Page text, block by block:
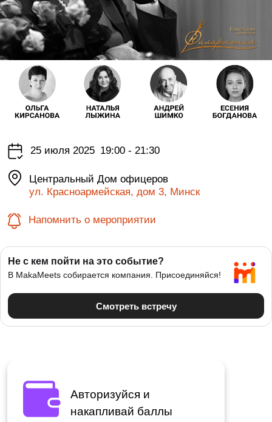
25 июля 2025 19:00 - 21:30
Центральный Дом офицеров
ул. Красноармейская, дом 3, Минск
Напомнить о мероприятии
Авторизуйся и
накапливай баллы